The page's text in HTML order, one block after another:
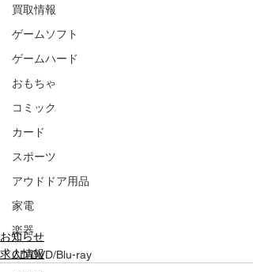
買取情報
ゲームソフト
ゲームハード
おもちゃ
コミック
カード
スポーツ
アウドドア用品
家電
楽器
CD/DVD/Blu-ray
お知らせ
求人情報